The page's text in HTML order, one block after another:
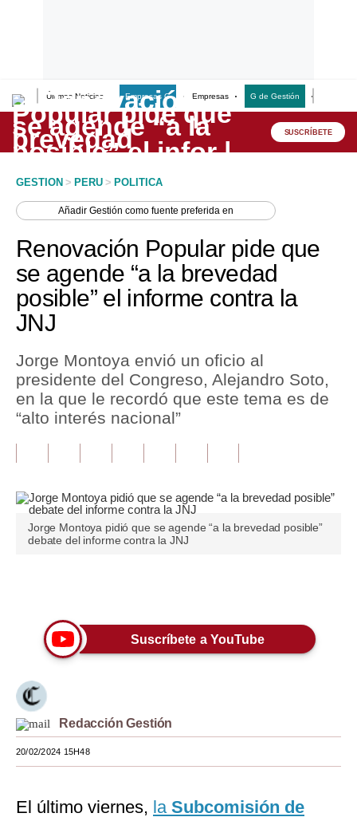
Últimas Noticias Empresas G Empresas G de Gestión
Lo último
Peru Quiosco
Economía
Mercados
Perú
Política
Tu Dinero
Finanzas Personales
Opinión
Editorial
Tendencias
Viajes
Moda
Estilos
Mundo
SUSCRÍBETE
GESTION > PERU > POLITICA
AñadirGestión como fuente preferida en
Renovación Popular pide que
se agende “a la brevedad
posible” el informe contra la
JNJ
Jorge Montoya envió un oficio al
presidente del Congreso, Alejandro Soto,
en la que le recordó que este tema es de
“alto interés nacional”
Jorge Montoya pidió que se agende “a la brevedad posible”
debate del informe contra la JNJ
Suscríbete a YouTube
Redacción Gestión
20/02/2024 15H48
El último viernes, la Subcomisión de